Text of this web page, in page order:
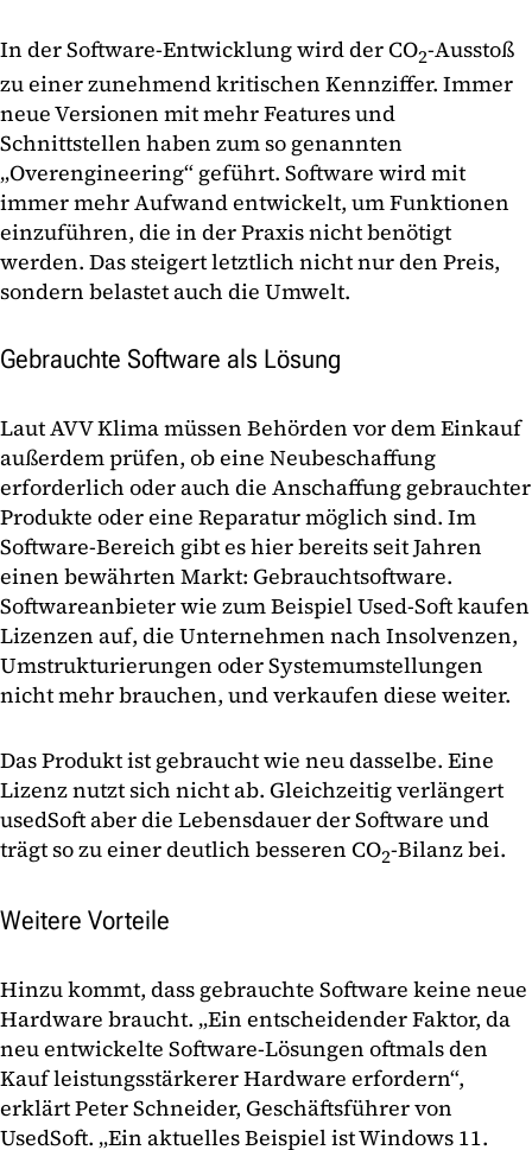
In der Software-Entwicklung wird der CO2-Ausstoß
zu einer zunehmend kritischen Kennziffer. Immer
neue Versionen mit mehr Features und
Schnittstellen haben zum so genannten
„Overengineering“ geführt. Software wird mit
immer mehr Aufwand entwickelt, um Funktionen
einzuführen, die in der Praxis nicht benötigt
werden. Das steigert letztlich nicht nur den Preis,
sondern belastet auch die Umwelt.
Gebrauchte Software als Lösung
Laut AVV Klima müssen Behörden vor dem Einkauf
außerdem prüfen, ob eine Neubeschaffung
erforderlich oder auch die Anschaffung gebrauchter
Produkte oder eine Reparatur möglich sind. Im
Software-Bereich gibt es hier bereits seit Jahren
einen bewährten Markt: Gebrauchtsoftware.
Softwareanbieter wie zum Beispiel Used-Soft kaufen
Lizenzen auf, die Unternehmen nach Insolvenzen,
Umstrukturierungen oder Systemumstellungen
nicht mehr brauchen, und verkaufen diese weiter.
Das Produkt ist gebraucht wie neu dasselbe. Eine
Lizenz nutzt sich nicht ab. Gleichzeitig verlängert
usedSoft aber die Lebensdauer der Software und
trägt so zu einer deutlich besseren CO2-Bilanz bei.
Weitere Vorteile
Hinzu kommt, dass gebrauchte Software keine neue
Hardware braucht. „Ein entscheidender Faktor, da
neu entwickelte Software-Lösungen oftmals den
Kauf leistungsstärkerer Hardware erfordern“,
erklärt Peter Schneider, Geschäftsführer von
UsedSoft. „Ein aktuelles Beispiel ist Windows 11.